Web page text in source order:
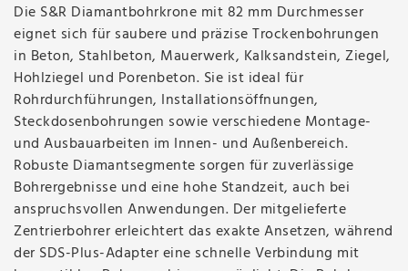
Die S&R Diamantbohrkrone mit 82 mm Durchmesser
eignet sich für saubere und präzise Trockenbohrungen
in Beton, Stahlbeton, Mauerwerk, Kalksandstein, Ziegel,
Hohlziegel und Porenbeton. Sie ist ideal für
Rohrdurchführungen, Installationsöffnungen,
Steckdosenbohrungen sowie verschiedene Montage-
und Ausbauarbeiten im Innen- und Außenbereich.
Robuste Diamantsegmente sorgen für zuverlässige
Bohrergebnisse und eine hohe Standzeit, auch bei
anspruchsvollen Anwendungen. Der mitgelieferte
Zentrierbohrer erleichtert das exakte Ansetzen, während
der SDS-Plus-Adapter eine schnelle Verbindung mit